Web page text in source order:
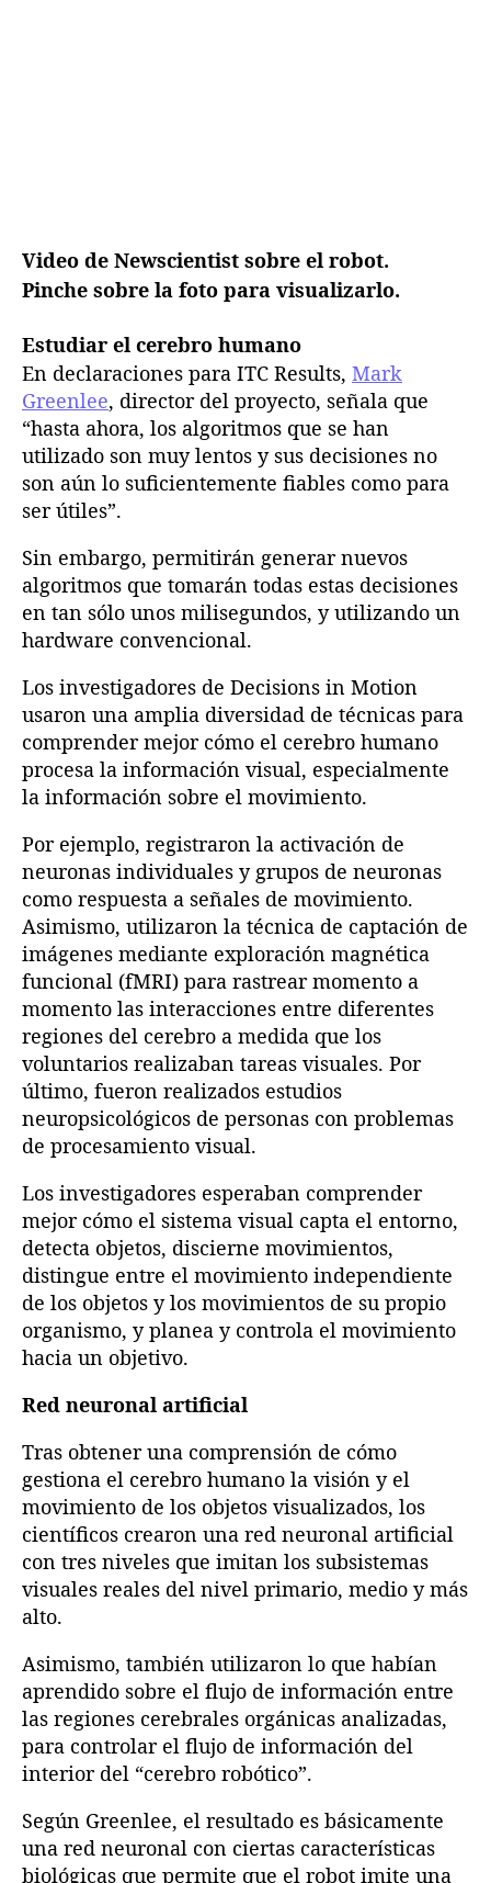
Video de Newscientist sobre el robot.
Pinche sobre la foto para visualizarlo.
Estudiar el cerebro humano
En declaraciones para ITC Results, Mark
Greenlee, director del proyecto, señala que
“hasta ahora, los algoritmos que se han
utilizado son muy lentos y sus decisiones no
son aún lo suficientemente fiables como para
ser útiles”.
Sin embargo, permitirán generar nuevos
algoritmos que tomarán todas estas decisiones
en tan sólo unos milisegundos, y utilizando un
hardware convencional.
Los investigadores de Decisions in Motion
usaron una amplia diversidad de técnicas para
comprender mejor cómo el cerebro humano
procesa la información visual, especialmente
la información sobre el movimiento.
Por ejemplo, registraron la activación de
neuronas individuales y grupos de neuronas
como respuesta a señales de movimiento.
Asimismo, utilizaron la técnica de captación de
imágenes mediante exploración magnética
funcional (fMRI) para rastrear momento a
momento las interacciones entre diferentes
regiones del cerebro a medida que los
voluntarios realizaban tareas visuales. Por
último, fueron realizados estudios
neuropsicológicos de personas con problemas
de procesamiento visual.
Los investigadores esperaban comprender
mejor cómo el sistema visual capta el entorno,
detecta objetos, discierne movimientos,
distingue entre el movimiento independiente
de los objetos y los movimientos de su propio
organismo, y planea y controla el movimiento
hacia un objetivo.
Red neuronal artificial
Tras obtener una comprensión de cómo
gestiona el cerebro humano la visión y el
movimiento de los objetos visualizados, los
científicos crearon una red neuronal artificial
con tres niveles que imitan los subsistemas
visuales reales del nivel primario, medio y más
alto.
Asimismo, también utilizaron lo que habían
aprendido sobre el flujo de información entre
las regiones cerebrales orgánicas analizadas,
para controlar el flujo de información del
interior del “cerebro robótico”.
Según Greenlee, el resultado es básicamente
una red neuronal con ciertas características
biológicas que permite que el robot imite una